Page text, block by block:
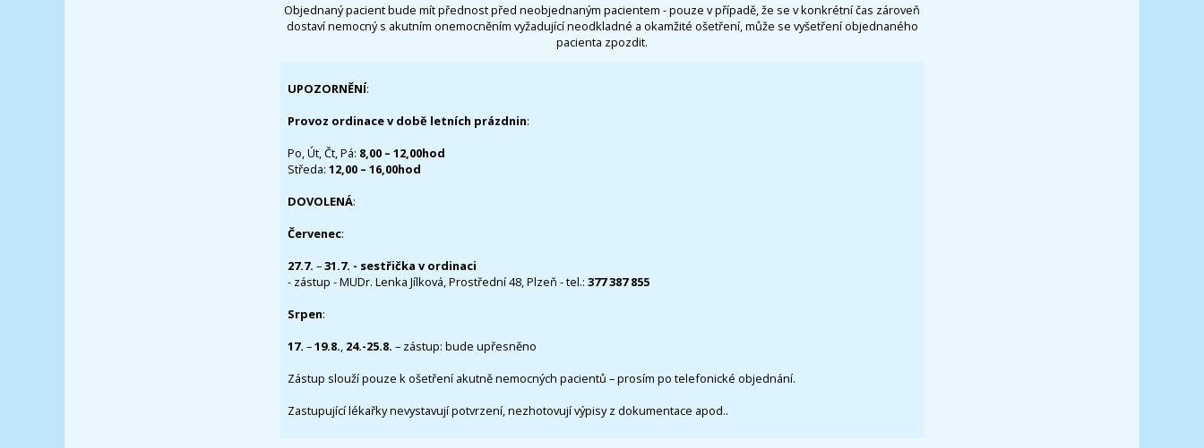
Objednaný pacient bude mít přednost před neobjednaným pacientem - pouze v případě, že se v konkrétní čas zároveň
dostaví nemocný s akutním onemocněním vyžadující neodkladné a okamžité ošetření, může se vyšetření objednaného
pacienta zpozdit.
UPOZORNĚNÍ:
Provoz ordinace v době letních prázdnin:
Po, Út, Čt, Pá: 8,00 – 12,00hod
Středa: 12,00 – 16,00hod
DOVOLENÁ:
Červenec:
27.7. –31.7. - sestřička v ordinaci
- zástup - MUDr. Lenka Jílková, Prostřední 48, Plzeň - tel.: 377 387 855
Srpen:
17. –19.8., 24.-25.8. – zástup: bude upřesněno
Zástup slouží pouze k ošetření akutně nemocných pacientů – prosím po telefonické objednání.
Zastupující lékařky nevystavují potvrzení, nezhotovují výpisy z dokumentace apod..